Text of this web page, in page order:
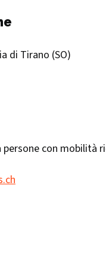
di Tirano (SO)
con mobilità